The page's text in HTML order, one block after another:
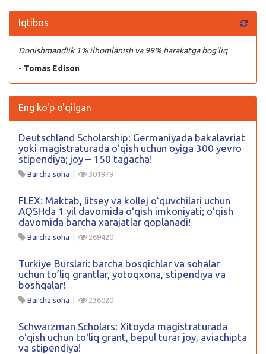
Iqtibos
Donishmandlik 1% ilhomlanish va 99% harakatga bog’liq
- Tomas Edison
Eng ko'p o'qilgan
Deutschland Scholarship: Germaniyada bakalavriat
yoki magistraturada oʻqish uchun oyiga 300 yevro
stipendiya; joy – 150 tagacha!
Barcha soha | 301979
FLEX: Maktab, litsey va kollej oʻquvchilari uchun
AQSHda 1 yil davomida oʻqish imkoniyati; oʻqish
davomida barcha xarajatlar qoplanadi!
Barcha soha | 269420
Turkiye Burslari: barcha bosqichlar va sohalar
uchun to’liq grantlar, yotoqxona, stipendiya va
boshqalar!
Barcha soha | 236020
Schwarzman Scholars: Xitoyda magistraturada
oʻqish uchun toʻliq grant, bepul turar joy, aviachipta
va stipendiya!